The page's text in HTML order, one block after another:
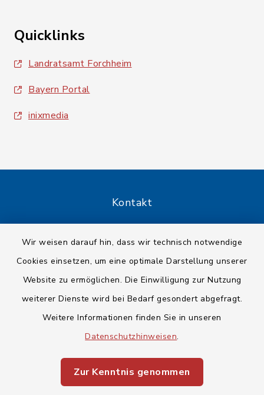
Wir weisen darauf hin, dass wir technisch notwendige
Cookies einsetzen, um eine optimale Darstellung unserer
Website zu ermöglichen. Die Einwilligung zur Nutzung
weiterer Dienste wird bei Bedarf gesondert abgefragt.
Weitere Informationen finden Sie in unseren
Datenschutzhinweisen.
Zur Kenntnis genommen
Quicklinks
Landratsamt Forchheim
Bayern Portal
inixmedia
Kontakt
Datenschutz
Impressum
Sitemap
Cookie-Einstellungen